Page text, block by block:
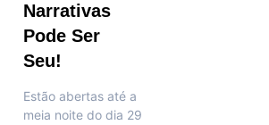
Narrativas
Pode Ser
Seu!
Estão abertas até a
meia noite do dia 29